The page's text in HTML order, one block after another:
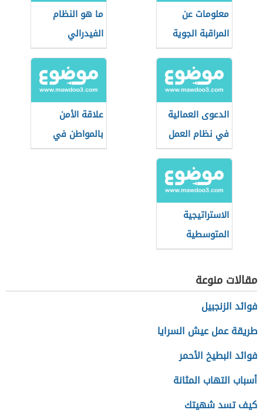
معلومات عن
المراقبة الجوية
ما هو النظام
الفيدرالي
الدعوى العمالية
في نظام العمل
السعودي
علاقة الأمن
بالمواطن في
بعدها الاجتماعي
الاستراتيجية
المتوسطية
للتنمية
المستدامة
مقالات منوعة
فوائد الزنجبيل
طريقة عمل عيش السرايا
فوائد البطيخ الأحمر
أسباب التهاب المثانة
كيف تسد شهيتك